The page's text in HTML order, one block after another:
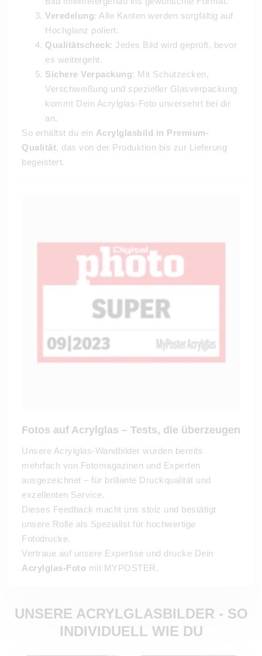
Veredelung: Alle Kanten werden sorgfältig auf
Hochglanz poliert.
Qualitätscheck: Jedes Bild wird geprüft, bevor
es weitergeht.
Sichere Verpackung: Mit Schutzecken,
Verschweißung und spezieller Glasverpackung
kommt Dein Acrylglas-Foto unversehrt bei dir
an.
So erhältst du ein Acrylglasbild in Premium-
Qualität, das von der Produktion bis zur Lieferung
begeistert.
Fotos auf Acrylglas – Tests, die überzeugen
Unsere Acrylglas-Wandbilder wurden bereits
mehrfach von Fotomagazinen und Experten
ausgezeichnet – für brillante Druckqualität und
exzellenten Service.
Dieses Feedback macht uns stolz und bestätigt
unsere Rolle als Spezialist für hochwertige
Fotodrucke.
Vertraue auf unsere Expertise und drucke Dein
Acrylglas-Foto mit MYPOSTER.
UNSERE ACRYLGLASBILDER - SO
INDIVIDUELL WIE DU